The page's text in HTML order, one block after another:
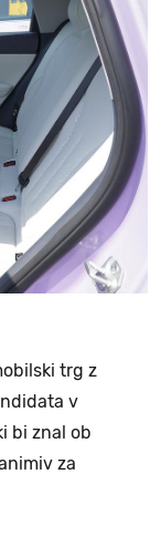
trg z
v
bi znal ob
za